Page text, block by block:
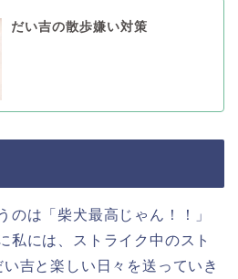
だい吉の散歩嫌い対策
のは「柴犬最高じゃん！！」
私には、ストライク中のスト
吉と楽しい日々を送っていき